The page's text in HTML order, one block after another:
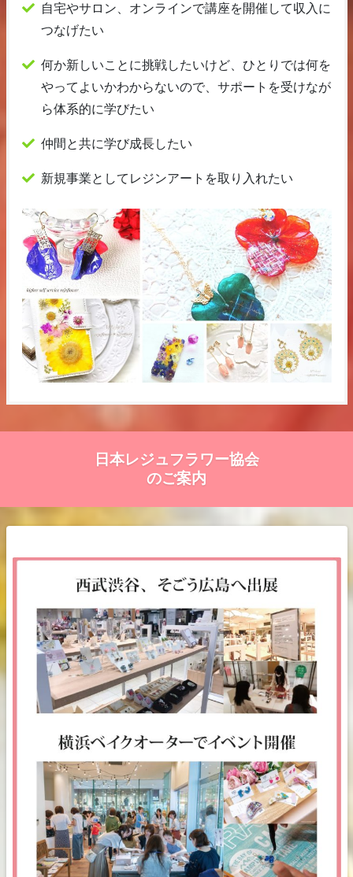
自宅やサロン、オンラインで講座を開催して収入に
つなげたい
何か新しいことに挑戦したいけど、ひとりでは何を
やってよいかわからないので、サポートを受けなが
ら体系的に学びたい
仲間と共に学び成長したい
新規事業としてレジンアートを取り入れたい
日本レジュフラワー協会
のご案内